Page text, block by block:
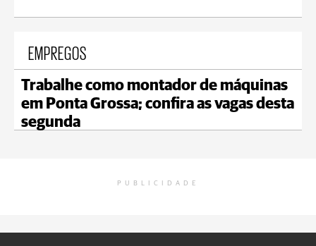
EMPREGOS
Trabalhe como montador de máquinas
em Ponta Grossa; confira as vagas desta
segunda
PUBLICIDADE